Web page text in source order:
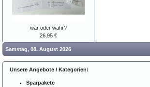
war oder wahr?
26,95 €
Samstag, 08. August 2026
Unsere Angebote / Kategorien:
Sparpakete